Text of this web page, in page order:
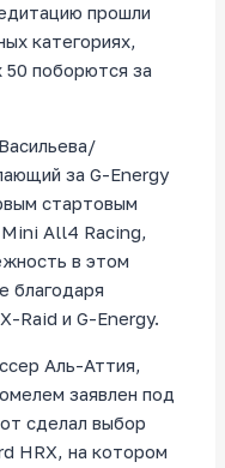
прошли
категориях,
поборются за
за G-Energy
стартовым
All4 Racing,
в этом
благодаря
Raid и G-Energy.
Аль-Аттия,
заявлен под
сделал выбор
HRX, на котором